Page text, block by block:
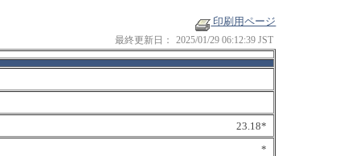
印刷用ページ
最終更新日： 2025/01/29 06:12:39 JST
23.18*
*